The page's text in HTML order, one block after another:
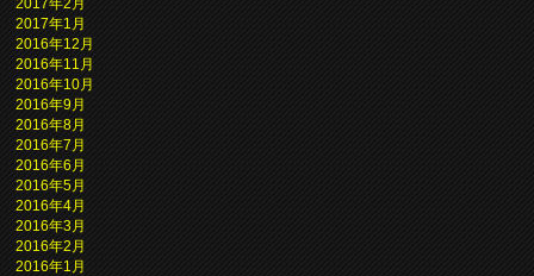
2017年2月
2017年1月
2016年12月
2016年11月
2016年10月
2016年9月
2016年8月
2016年7月
2016年6月
2016年5月
2016年4月
2016年3月
2016年2月
2016年1月